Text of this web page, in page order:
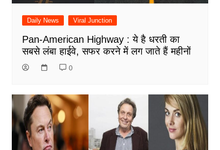
Daily News Viral Junction
Pan-American Highway : ये है धरती का
सबसे लंबा हाईवे, सफर करने में लग जाते हैं महीनों
0